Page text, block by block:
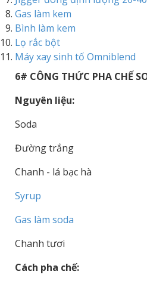
Gas làm kem
Bình làm kem
Lọ rắc bột
Máy xay sinh tố Omniblend
6# CÔNG THỨC PHA CHẾ
Nguyên liệu:
Soda
Đường trắng
Chanh - lá bạc hà
Syrup
Gas làm soda
Chanh tươi
Cách pha chế: